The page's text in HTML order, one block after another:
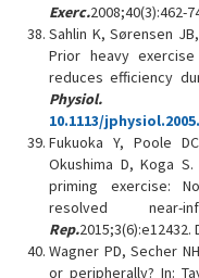
Exerc.2008;40(3):462-
Sahlin K, Sørensen
Prior heavy
reduces efficiency
Physiol.
10.1113/
Fukuoka Y, Poole
Okushima D, Koga
priming exercise:
resolved near-
Rep.2015;3(6):e12432.
Wagner PD, Secher
or peripherally? In: